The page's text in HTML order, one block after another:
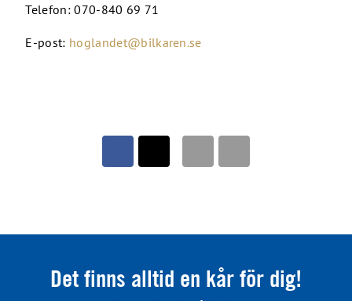
Telefon: 070-840 69 71
E-post: hoglandet@bilkaren.se
Det finns alltid en kår för dig!